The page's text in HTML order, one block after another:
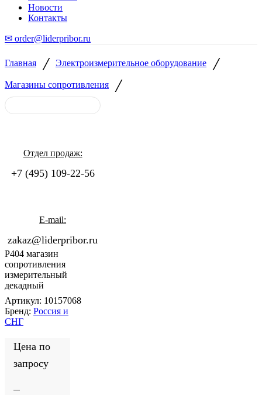
Новости
Контакты
✉ order@liderpribor.ru
Главная / Электроизмерительное оборудование /
Магазины сопротивления /
Отдел продаж:
+7 (495) 109-22-56
E-mail:
zakaz@liderpribor.ru
Р404 магазин
сопротивления
измерительный
декадный
Артикул: 10157068
Бренд: Россия и
СНГ
Цена по
запросу